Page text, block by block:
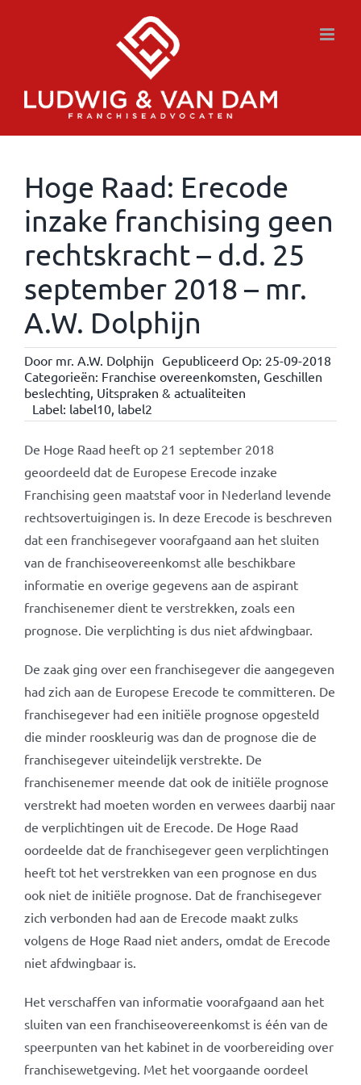
Hoge Raad: Erecode
inzake franchising geen
rechtskracht – d.d. 25
september 2018 – mr.
A.W. Dolphijn
Door mr. A.W. Dolphijn Gepubliceerd Op: 25-09-2018
Categorieën: Franchise overeenkomsten, Geschillen
beslechting, Uitspraken & actualiteiten
Label: label10, label2
De Hoge Raad heeft op 21 september 2018
geoordeeld dat de Europese Erecode inzake
Franchising geen maatstaf voor in Nederland levende
rechtsovertuigingen is. In deze Erecode is beschreven
dat een franchisegever voorafgaand aan het sluiten
van de franchiseovereenkomst alle beschikbare
informatie en overige gegevens aan de aspirant
franchisenemer dient te verstrekken, zoals een
prognose. Die verplichting is dus niet afdwingbaar.
De zaak ging over een franchisegever die aangegeven
had zich aan de Europese Erecode te committeren. De
franchisegever had een initiële prognose opgesteld
die minder rooskleurig was dan de prognose die de
franchisegever uiteindelijk verstrekte. De
franchisenemer meende dat ook de initiële prognose
verstrekt had moeten worden en verwees daarbij naar
de verplichtingen uit de Erecode. De Hoge Raad
oordeelde dat de franchisegever geen verplichtingen
heeft tot het verstrekken van een prognose en dus
ook niet de initiële prognose. Dat de franchisegever
zich verbonden had aan de Erecode maakt zulks
volgens de Hoge Raad niet anders, omdat de Erecode
niet afdwingbaar is.
Het verschaffen van informatie voorafgaand aan het
sluiten van een franchiseovereenkomst is één van de
speerpunten van het kabinet in de voorbereiding over
franchisewetgeving. Met het voorgaande oordeel